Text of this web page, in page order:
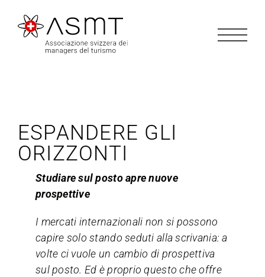
contenuto
ESPANDERE GLI
ORIZZONTI
Studiare sul posto apre nuove
prospettive
I mercati internazionali non si possono
capire solo stando seduti alla scrivania: a
volte ci vuole un cambio di prospettiva
sul posto. Ed è proprio questo che offre